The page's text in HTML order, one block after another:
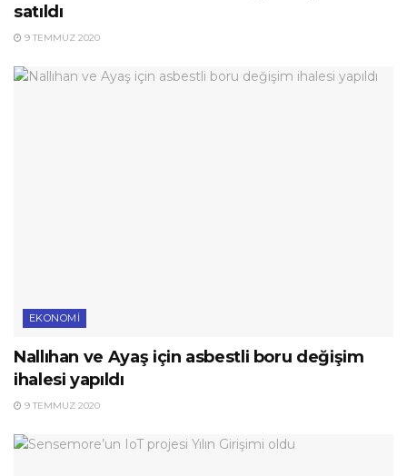
satıldı
9 TEMMUZ 2020
EKONOMI
Nallıhan ve Ayaş için asbestli boru değişim
ihalesi yapıldı
9 TEMMUZ 2020